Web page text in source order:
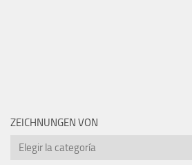
ZEICHNUNGEN VON
Zeichnungen